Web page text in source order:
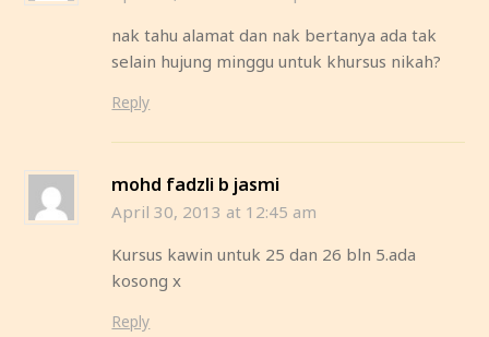
nak tahu alamat dan nak bertanya ada tak
selain hujung minggu untuk khursus nikah?
Reply
mohd fadzli b jasmi
April 30, 2013 at 12:45 am
Kursus kawin untuk 25 dan 26 bln 5.ada
kosong x
Reply